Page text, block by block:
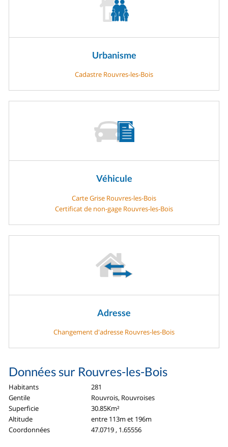
Urbanisme
Cadastre Rouvres-les-Bois
Véhicule
Carte Grise Rouvres-les-Bois
Certificat de non-gage Rouvres-les-Bois
Adresse
Changement d'adresse Rouvres-les-Bois
Données sur Rouvres-les-Bois
Habitants
281
Gentile
Rouvrois, Rouvroises
Superficie
30.85Km²
Altitude
entre 113m et 196m
Coordonnées
47.0719 , 1.65556